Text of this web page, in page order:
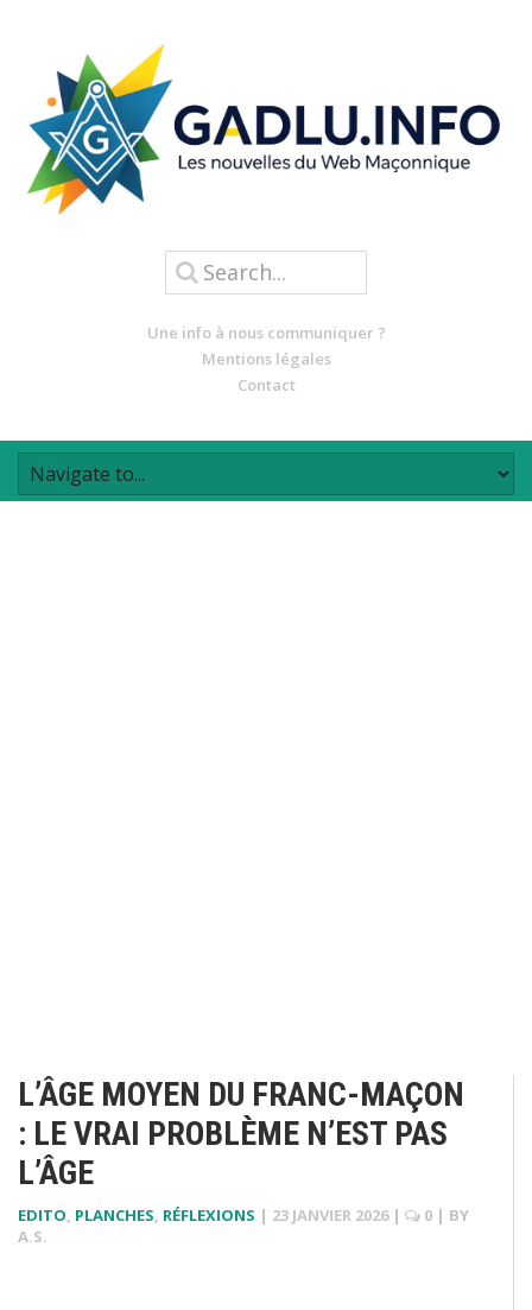
Une info à nous communiquer ?
Mentions légales
Contact
L’ÂGE MOYEN DU FRANC-MAÇON
: LE VRAI PROBLÈME N’EST PAS
L’ÂGE
EDITO, PLANCHES, RÉFLEXIONS | 23 JANVIER 2026 | 0 | BY
A.S.